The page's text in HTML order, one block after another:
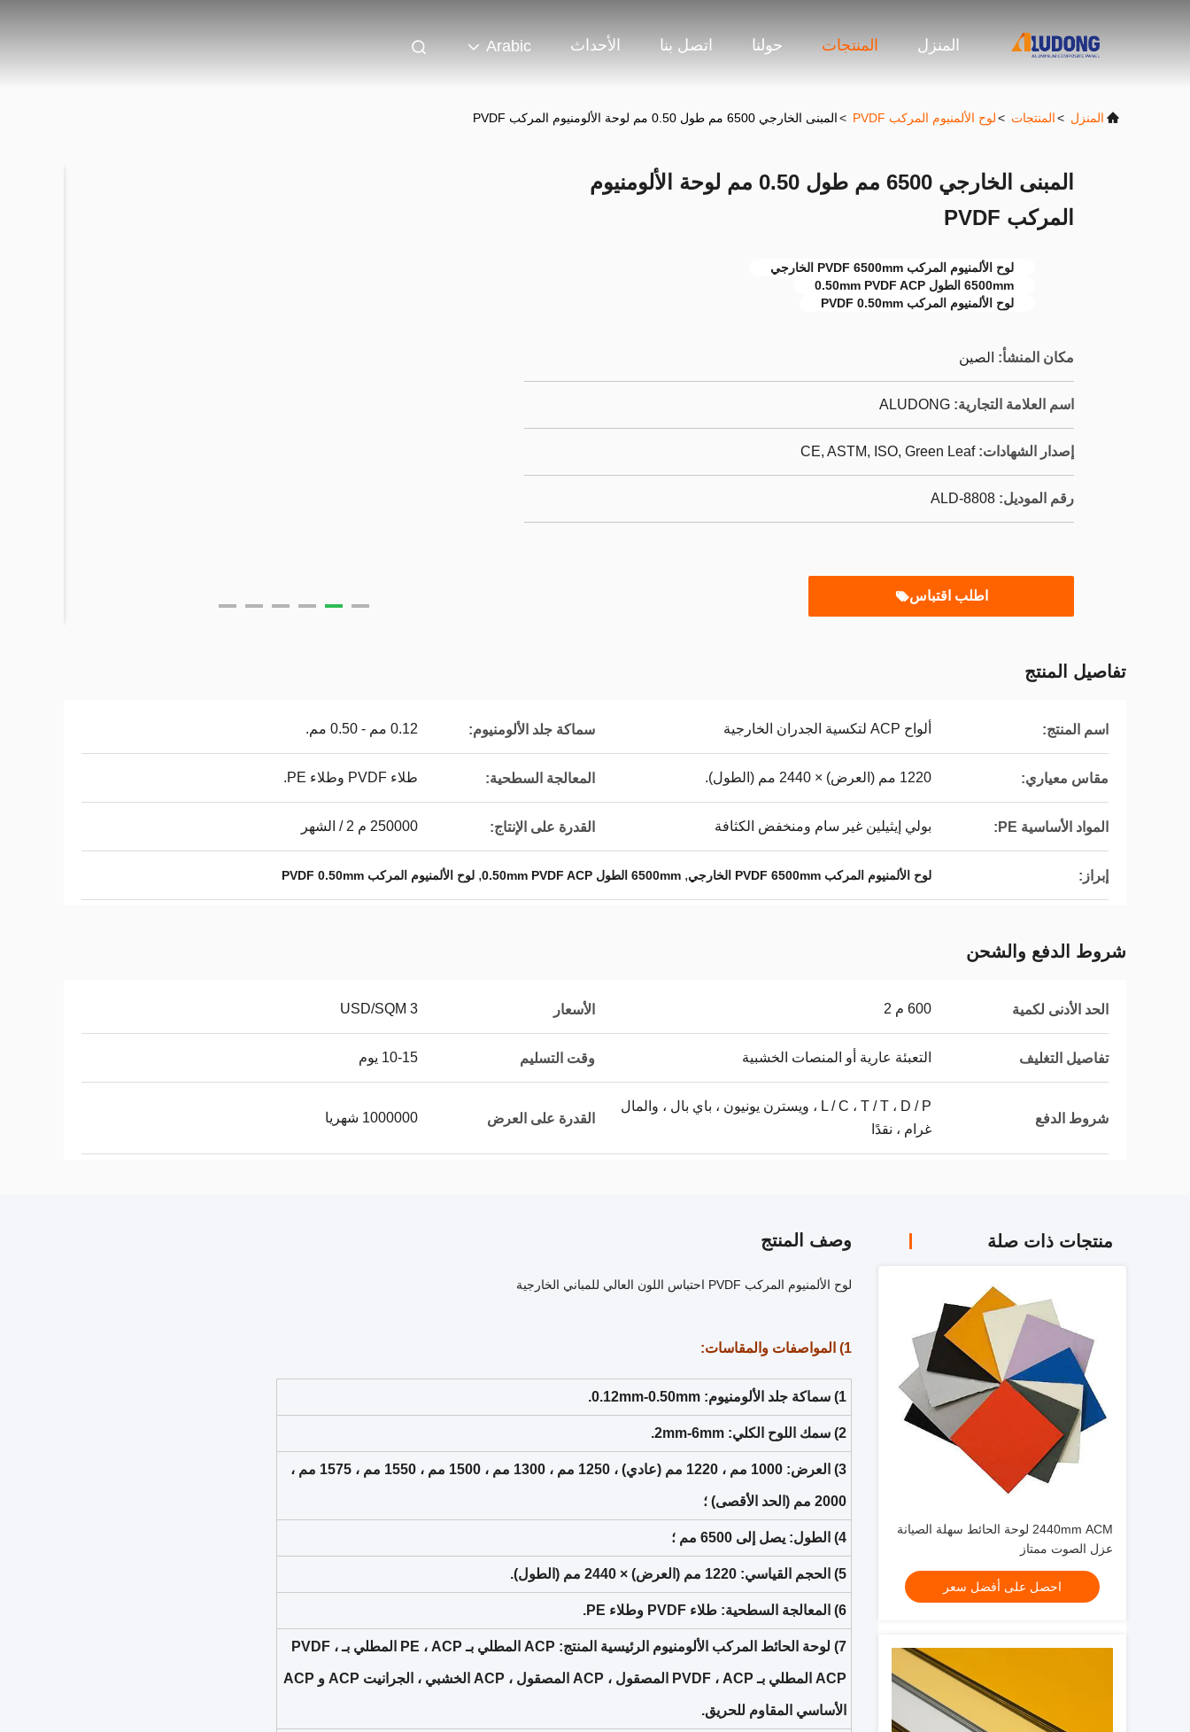
المنزل المنتجات حولنا اتصل بنا الأحداث Arabic
المنزل >المنتجات >لوح الألمنيوم المركب PVDF >المبنى الخارجي 6500 مم طول 0.50 مم لوحة الألومنيوم المركب PVDF
المبنى الخارجي 6500 مم طول 0.50 مم لوحة الألومنيوم
المركب PVDF
لوح الألمنيوم المركب PVDF 6500mm الخارجي
6500mm الطول 0.50mm PVDF ACP
لوح الألمنيوم المركب PVDF 0.50mm
مكان المنشأ: الصين
اسم العلامة التجارية: ALUDONG
إصدار الشهادات: CE, ASTM, ISO, Green Leaf
رقم الموديل: ALD-8808
اطلب اقتباس
تفاصيل المنتج
اسم المنتج: ألواح ACP لتكسية الجدران الخارجية سماكة جلد الألومنيوم: 0.12 مم - 0.50 مم.
مقاس معياري: 1220 مم (العرض) × 2440 مم (الطول). المعالجة السطحية: طلاء PVDF وطلاء PE.
المواد الأساسية PE: بولي إيثيلين غير سام ومنخفض الكثافة القدرة على الإنتاج: 250000 م 2 / الشهر
إبراز: لوح الألمنيوم المركب PVDF 6500mm الخارجي , 6500mm الطول 0.50mm PVDF ACP , لوح الألمنيوم المركب PVDF 0.50mm
شروط الدفع والشحن
الحد الأدنى لكمية 600 م 2 الأسعار 3 USD/SQM
تفاصيل التغليف التعبئة عارية أو المنصات الخشبية وقت التسليم 10-15 يوم
شروط الدفع
L / C ، T / T ، D / P ، ويسترن يونيون ، باي بال ، والمال
غرام ، نقدًا
القدرة على العرض 1000000 شهريا
منتجات ذات صلة
2440mm ACM لوحة الحائط سهلة الصيانة
عزل الصوت ممتاز
احصل على أفضل سعر
وصف المنتج
لوح الألمنيوم المركب PVDF احتباس اللون العالي للمباني الخارجية
1) المواصفات والمقاسات:
1) سماكة جلد الألومنيوم: 0.12mm-0.50mm.
2) سمك اللوح الكلي: 2mm-6mm.
3) العرض: 1000 مم ، 1220 مم (عادي) ، 1250 مم ، 1300 مم ، 1500 مم ، 1550 مم ، 1575 مم ،
2000 مم (الحد الأقصى) ؛
4) الطول: يصل إلى 6500 مم ؛
5) الحجم القياسي: 1220 مم (العرض) × 2440 مم (الطول).
6) المعالجة السطحية: طلاء PVDF وطلاء PE.
7) لوحة الحائط المركب الألومنيوم الرئيسية المنتج: ACP المطلي بـ PE ، ACP المطلي بـ PVDF ،
ACP المطلي بـ PVDF ، ACP المصقول ، ACP المصقول ، ACP الخشبي ، الجرانيت ACP و ACP
الأساسي المقاوم للحريق.